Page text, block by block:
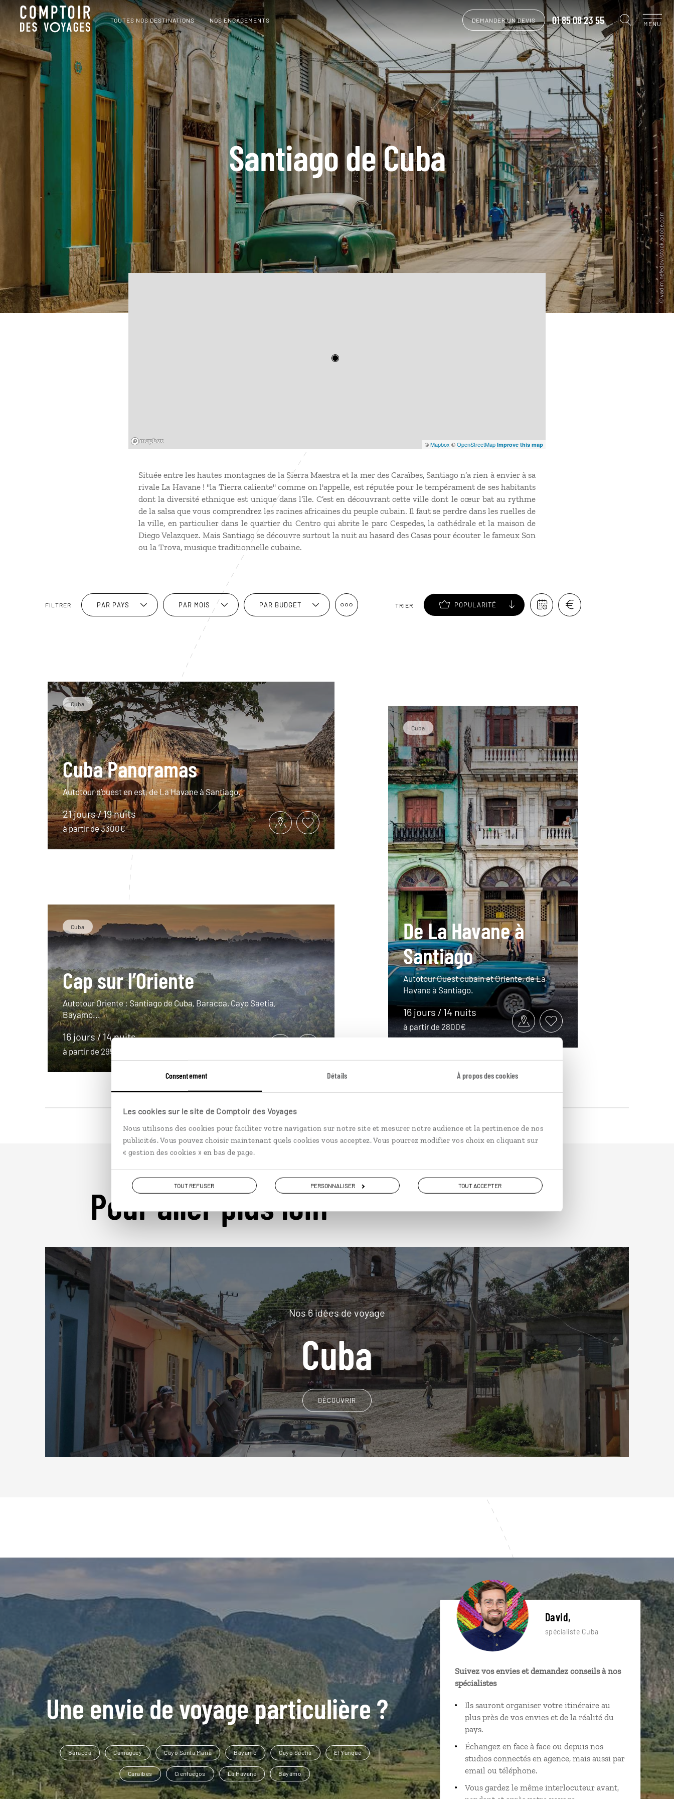
Consentement Détails À propos des cookies
Les cookies sur le site de Comptoir des Voyages
Nous utilisons des cookies pour faciliter votre navigation sur notre site et mesurer notre audience et la pertinence de nos
publicités. Vous pouvez choisir maintenant quels cookies vous acceptez. Vous pourrez modifier vos choix en cliquant sur
« gestion des cookies » en bas de page.
TOUT REFUSER PERSONNALISER TOUT ACCEPTER
TOUTES NOS DESTINATIONS NOS ENGAGEMENTS DEMANDER UN DEVIS 01 85 08 23 55 MENU
Santiago de Cuba
©Mapbox ©OpenStreetMap Improve this map
Située entre les hautes montagnes de la Sierra Maestra et la mer des Caraïbes, Santiago n’a rien à envier à sa
rivale La Havane ! "la Tierra caliente" comme on l'appelle, est réputée pour le tempérament de ses habitants
dont la diversité ethnique est unique dans l’île. C’est en découvrant cette ville dont le cœur bat au rythme
de la salsa que vous comprendrez les racines africaines du peuple cubain. Il faut se perdre dans les ruelles de
la ville, en particulier dans le quartier du Centro qui abrite le parc Cespedes, la cathédrale et la maison de
Diego Velazquez. Mais Santiago se découvre surtout la nuit au hasard des Casas pour écouter le fameux Son
ou la Trova, musique traditionnelle cubaine.
FILTRER PAR PAYS PAR MOIS PAR BUDGET TRIER POPULARITÉ
Cuba
Cuba Panoramas
Autotour d’ouest en est, de La Havane à Santiago.
21 jours / 19 nuits
à partir de 3300€
Cuba
Cap sur l’Oriente
Autotour Oriente : Santiago de Cuba, Baracoa, Cayo Saetía,
Bayamo...
16 jours / 14 nuits
à partir de 2950€
Cuba
De La Havane à
Santiago
Autotour Ouest cubain et Oriente, de La
Havane à Santiago.
16 jours / 14 nuits
à partir de 2800€
Pour aller plus loin
Nos 6 idées de voyage
Cuba
DÉCOUVRIR
Une envie de voyage particulière ?
Baracoa Camaguey Cayo Santa Maria Bayamo Cayo Saetia El Yunque
Caraïbes Cienfuegos La Havane Bayamo
David,
spécialiste Cuba
Suivez vos envies et demandez conseils à nos
spécialistes
Ils sauront organiser votre itinéraire au
plus près de vos envies et de la réalité du
pays.
Échangez en face à face ou depuis nos
studios connectés en agence, mais aussi par
email ou téléphone.
Vous gardez le même interlocuteur avant,